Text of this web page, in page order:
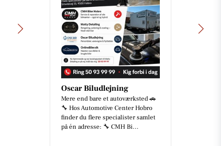
Oscar Biludlejning
Mere end bare et autoværksted 🚗
🔧 Hos Automotive Center Hobro
finder du flere specialister samlet
på én adresse: 🔧 CMH Bi...